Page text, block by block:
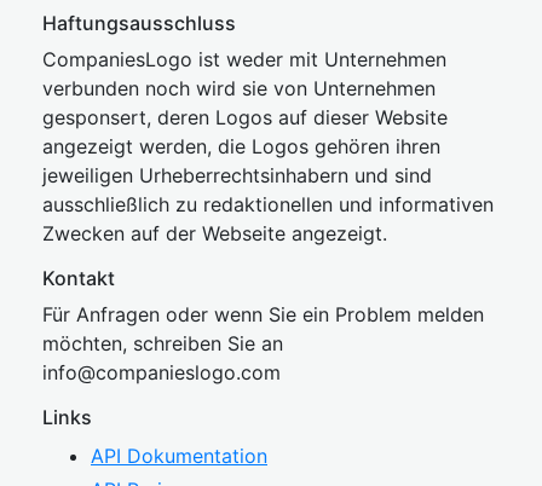
Haftungsausschluss
CompaniesLogo ist weder mit Unternehmen
verbunden noch wird sie von Unternehmen
gesponsert, deren Logos auf dieser Website
angezeigt werden, die Logos gehören ihren
jeweiligen Urheberrechtsinhabern und sind
ausschließlich zu redaktionellen und informativen
Zwecken auf der Webseite angezeigt.
Kontakt
Für Anfragen oder wenn Sie ein Problem melden
möchten, schreiben Sie an
info@companieslogo.com
Links
API Dokumentation